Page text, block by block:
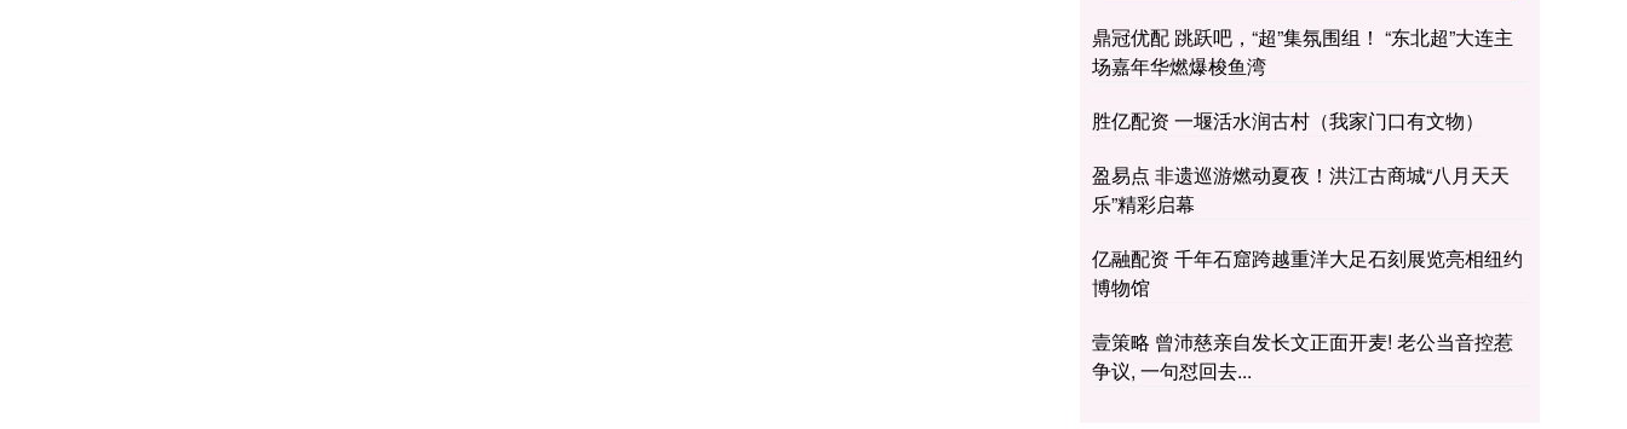
鼎冠优配 跳跃吧，“超”集氛围组！ “东北超”大连主
场嘉年华燃爆梭鱼湾
胜亿配资 一堰活水润古村（我家门口有文物）
盈易点 非遗巡游燃动夏夜！洪江古商城“八月天天
乐”精彩启幕
亿融配资 千年石窟跨越重洋大足石刻展览亮相纽约
博物馆
壹策略 曾沛慈亲自发长文正面开麦! 老公当音控惹
争议, 一句怼回去...